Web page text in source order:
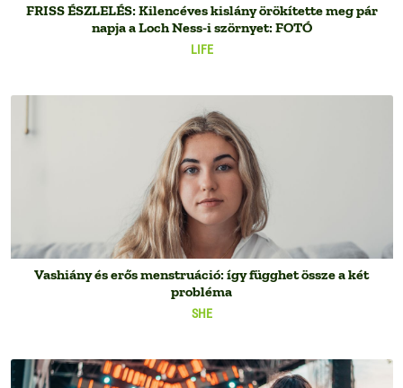
LIFE
FRISS ÉSZLELÉS: Kilencéves kislány örökítette meg pár
napja a Loch Ness-i szörnyet: FOTÓ
SHE
Vashiány és erős menstruáció: így függhet össze a két
probléma